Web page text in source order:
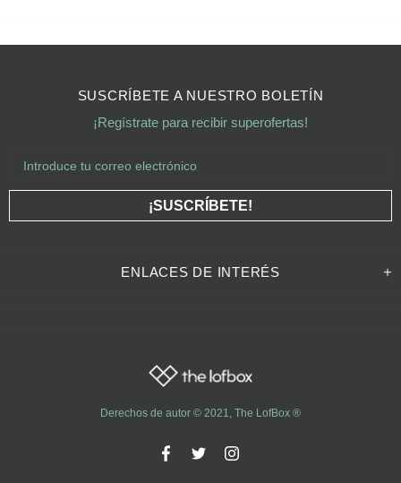
ENLACES DE INTERÉS
SUSCRÍBETE A NUESTRO BOLETÍN
¡Regístrate para recibir superofertas!
Derechos de autor © 2021, The LofBox ®